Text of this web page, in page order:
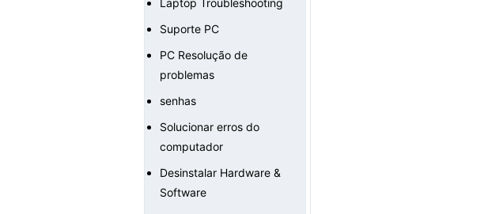
Laptop Troubleshooting
Suporte PC
PC Resolução de
problemas
senhas
Solucionar erros do
computador
Desinstalar Hardware &
Software